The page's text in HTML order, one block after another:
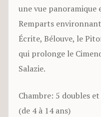
une vue
Remparts
Écrite, Bélouve, le
qui prolonge le
Salazie.
Chambre: 5 doubles
(de 4 à 14 ans)